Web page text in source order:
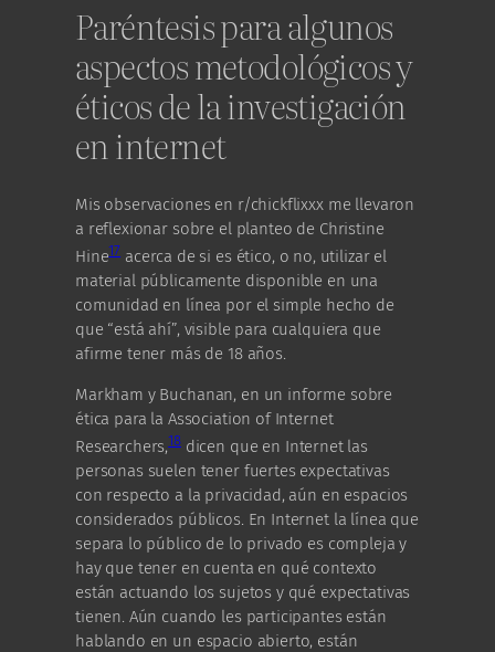
Paréntesis para algunos
aspectos metodológicos y
éticos de la investigación
en internet
Mis observaciones en r/chickflixxx me llevaron
a reflexionar sobre el planteo de Christine
Hine17 acerca de si es ético, o no, utilizar el
material públicamente disponible en una
comunidad en línea por el simple hecho de
que “está ahí”, visible para cualquiera que
afirme tener más de 18 años.
Markham y Buchanan, en un informe sobre
ética para la Association of Internet
Researchers,18dicen que en Internet las
personas suelen tener fuertes expectativas
con respecto a la privacidad, aún en espacios
considerados públicos. En Internet la línea que
separa lo público de lo privado es compleja y
hay que tener en cuenta en qué contexto
están actuando los sujetos y qué expectativas
tienen. Aún cuando les participantes están
hablando en un espacio abierto, están